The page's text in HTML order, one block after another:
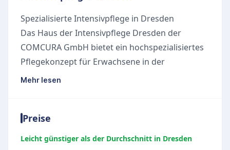
Spezialisierte Intensivpflege in Dresden
Das Haus der Intensivpflege Dresden der
COMCURA GmbH bietet ein hochspezialisiertes
Pflegekonzept für Erwachsene in der
außerklinischen Intensivpflege und
behutsamen Entwöhnung von der maschinellen
Beatmung, sowie der Dekanülierung. Durch ein
Mehr lesen
Preise
Leicht günstiger als der Durchschnitt in Dresden